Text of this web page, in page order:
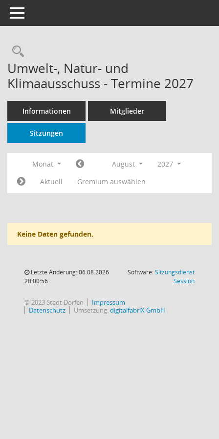
Toggle navigation
Rechercheauswahl
Umwelt-, Natur- und
Klimaausschuss - Termine 2027
Informationen Mitglieder
Sitzungen
Monat August
2027
Aktuell
Gremium auswählen
Keine Daten gefunden.
Letzte Änderung: 06.08.2026
20:00:56
Software:Sitzungsdienst
Session(Wird in
© 2023 Stadt Dorfen
Impressum
Datenschutz
Umsetzung:digitalfabriX GmbH